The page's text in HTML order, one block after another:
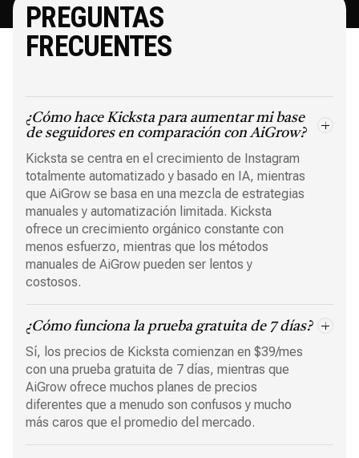
PREGUNTAS
FRECUENTES
¿Cómo hace Kicksta para aumentar mi base
de seguidores en comparación con AiGrow?
Kicksta se centra en el crecimiento de Instagram
totalmente automatizado y basado en IA, mientras
que AiGrow se basa en una mezcla de estrategias
manuales y automatización limitada. Kicksta
ofrece un crecimiento orgánico constante con
menos esfuerzo, mientras que los métodos
manuales de AiGrow pueden ser lentos y
costosos.
¿Cómo funciona la prueba gratuita de 7 días?
Sí, los precios de Kicksta comienzan en $39/mes
con una prueba gratuita de 7 días, mientras que
AiGrow ofrece muchos planes de precios
diferentes que a menudo son confusos y mucho
más caros que el promedio del mercado.